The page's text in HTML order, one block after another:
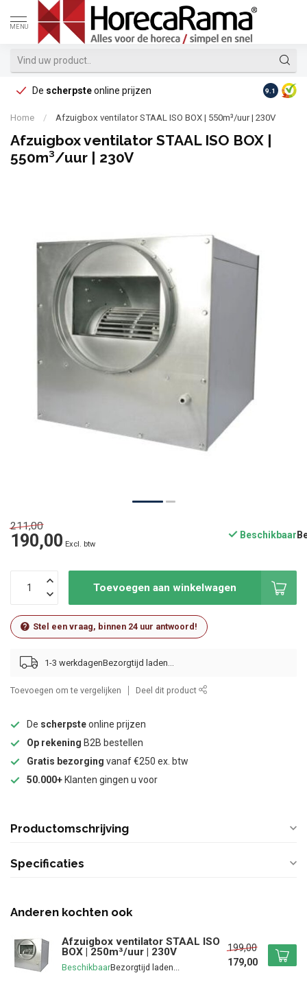
MENU
De scherpsteonline prijzen Op
9.1
Home / Afzuigbox ventilator STAAL ISO BOX | 550m³/uur | 230V
Afzuigbox ventilator STAAL ISO BOX |
550m³/uur | 230V
211,00
190,00 Excl. btw
Beschikbaar
Toevoegen aan winkelwagen
Stel een vraag, binnen 24 uur antwoord!
1-3 werkdagen
Toevoegen om te vergelijken Deel dit product
De scherpsteonline prijzen
Op rekening B2B bestellen
Gratis bezorging vanaf €250 ex. btw
50.000+ Klanten gingen u voor
Productomschrijving
Specificaties
Anderen kochten ook
Afzuigbox ventilator STAAL ISO
BOX | 250m³/uur | 230V
Beschikbaar
199,00
179,00